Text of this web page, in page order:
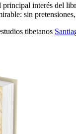
interés del
sin
tibetanos